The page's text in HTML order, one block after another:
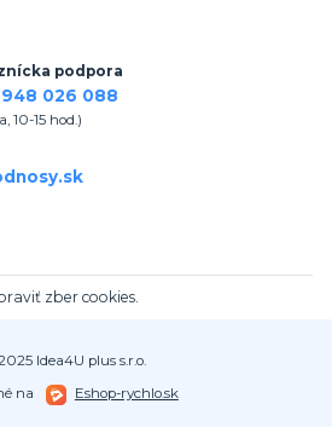
podpora
948 026 088
10-15 hod.)
zber cookies.
Idea4U plus s.r.o.
na
Eshop-rychlo.sk